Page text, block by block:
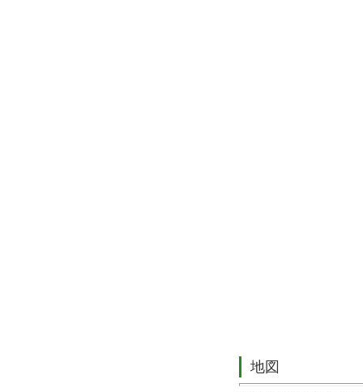
地図